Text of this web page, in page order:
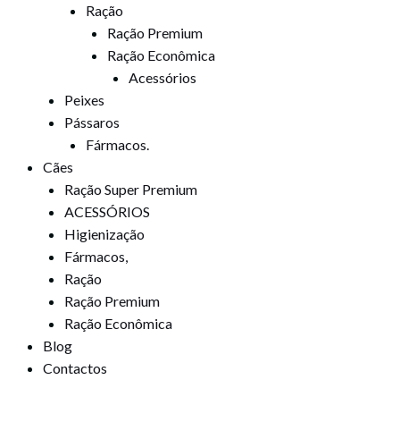
Ração
Ração Premium
Ração Econômica
Acessórios
Peixes
Pássaros
Fármacos.
Cães
Ração Super Premium
ACESSÓRIOS
Higienização
Fármacos,
Ração
Ração Premium
Ração Econômica
Blog
Contactos